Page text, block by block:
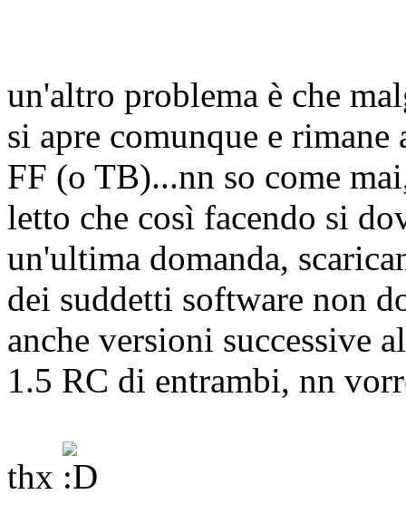
un'altro problema è che
si apre comunque e
FF (o TB)...nn so come
letto che così facendo si
un'ultima domanda,
dei suddetti software non
anche versioni successive
1.5 RC di entrambi, nn
thx